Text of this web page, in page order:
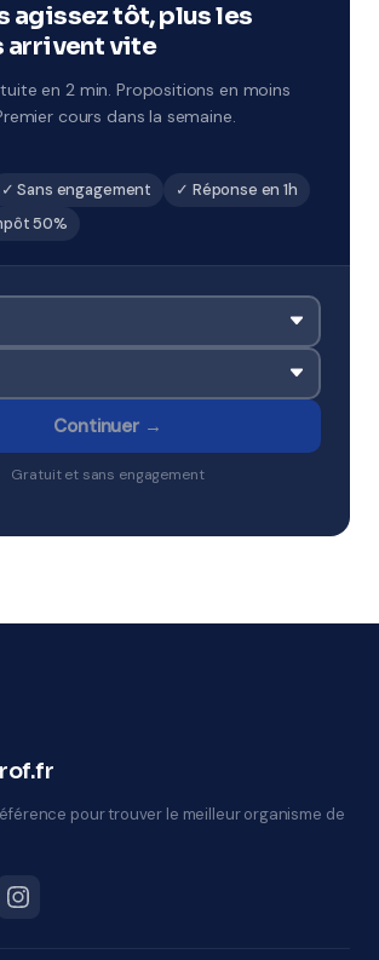
agissez tôt, plus les
arrivent vite
en 2 min. Propositions en moins
cours dans la semaine.
✓ Sans engagement
✓ Réponse en 1h
50%
Continuer →
Gratuit et sans engagement
pour trouver le meilleur organisme de